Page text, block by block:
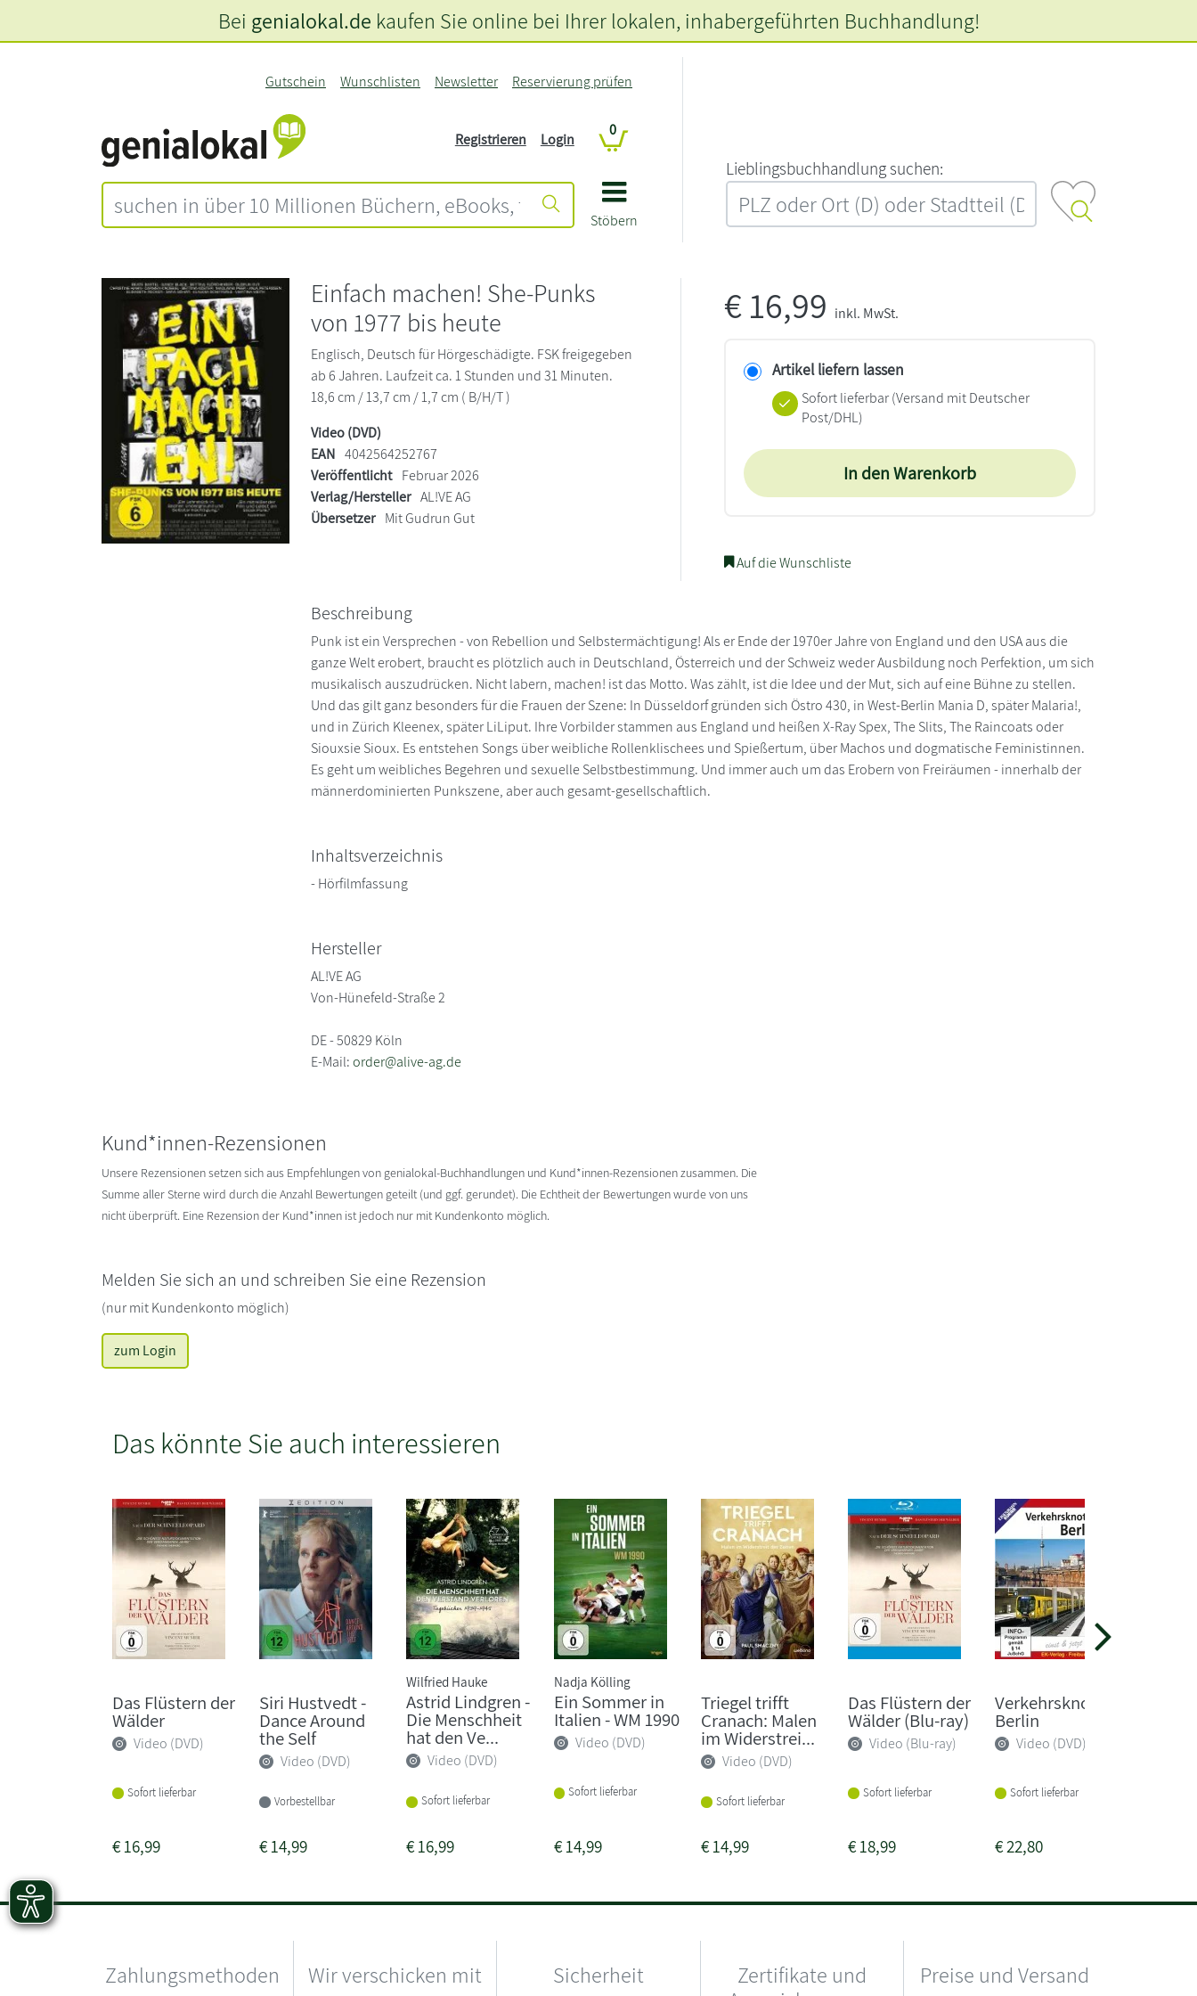
Stöbern
Gutschein Wunschlisten Newsletter Reservierung prüfen
Registrieren Login
0
L‍i‍e‍b‍l‍i‍n‍g‍s‍b‍u‍c‍h‍h‍a‍n‍d‍l‍u‍n‍g‍ ‍s‍u‍c‍h‍e‍n‍:‍
Bei genialokal.de kaufen Sie online bei Ihrer lokalen, inhabergeführten Buchhandlung!
Einfach machen! She-Punks
von 1977 bis heute
Englisch, Deutsch für Hörgeschädigte. FSK freigegeben
ab 6 Jahren. Laufzeit ca. 1 Stunden und 31 Minuten.
18,6 cm / 13,7 cm / 1,7 cm ( B/H/T )
Video (DVD)
EAN 4042564252767
Veröffentlicht Februar 2026
Verlag/Hersteller AL!VE AG
Übersetzer Mit Gudrun Gut
€16,99 inkl. MwSt.
Artikel liefern lassen
Sofort lieferbar(Versand mit Deutscher
Post/DHL)
In den Warenkorb
Auf die Wunschliste
Beschreibung
Punk ist ein Versprechen - von Rebellion und Selbstermächtigung! Als er Ende der 1970er Jahre von England und den USA aus die
ganze Welt erobert, braucht es plötzlich auch in Deutschland, Österreich und der Schweiz weder Ausbildung noch Perfektion, um sich
musikalisch auszudrücken. Nicht labern, machen! ist das Motto. Was zählt, ist die Idee und der Mut, sich auf eine Bühne zu stellen.
Und das gilt ganz besonders für die Frauen der Szene: In Düsseldorf gründen sich Östro 430, in West-Berlin Mania D, später Malaria!,
und in Zürich Kleenex, später LiLiput. Ihre Vorbilder stammen aus England und heißen X-Ray Spex, The Slits, The Raincoats oder
Siouxsie Sioux. Es entstehen Songs über weibliche Rollenklischees und Spießertum, über Machos und dogmatische Feministinnen.
Es geht um weibliches Begehren und sexuelle Selbstbestimmung. Und immer auch um das Erobern von Freiräumen - innerhalb der
männerdominierten Punkszene, aber auch gesamt-gesellschaftlich.
Inhaltsverzeichnis
- Hörfilmfassung
Hersteller
AL!VE AG
Von-Hünefeld-Straße 2
DE - 50829 Köln
E-Mail:order@alive-ag.de
Kund*innen-Rezensionen
Unsere Rezensionen setzen sich aus Empfehlungen von genialokal-Buchhandlungen und Kund*innen-Rezensionen zusammen. Die
Summe aller Sterne wird durch die Anzahl Bewertungen geteilt (und ggf. gerundet). Die Echtheit der Bewertungen wurde von uns
nicht überprüft. Eine Rezension der Kund*innen ist jedoch nur mit Kundenkonto möglich.
Melden Sie sich an und schreiben Sie eine Rezension
(nur mit Kundenkonto möglich)
zum Login
Das könnte Sie auch interessieren
Das Flüstern der
Wälder
Video (DVD)
Sofort lieferbar
€16,99
Siri Hustvedt -
Dance Around
the Self
Video (DVD)
Vorbestellbar
€14,99
Wilfried Hauke
Astrid Lindgren -
Die Menschheit
hat den Ve...
Video (DVD)
Sofort lieferbar
€16,99
Nadja Kölling
Ein Sommer in
Italien - WM 1990
Video (DVD)
Sofort lieferbar
€14,99
Triegel trifft
Cranach: Malen
im Widerstrei...
Video (DVD)
Sofort lieferbar
€14,99
Das Flüstern der
Wälder (Blu-ray)
Video (Blu-ray)
Sofort lieferbar
€18,99
Verkehrsknoten
Berlin
Video (DVD)
Sofort lieferbar
€22,80
Zahlungsmethoden Wir verschicken mit Sicherheit
Zertifikate und
Preise und Versand